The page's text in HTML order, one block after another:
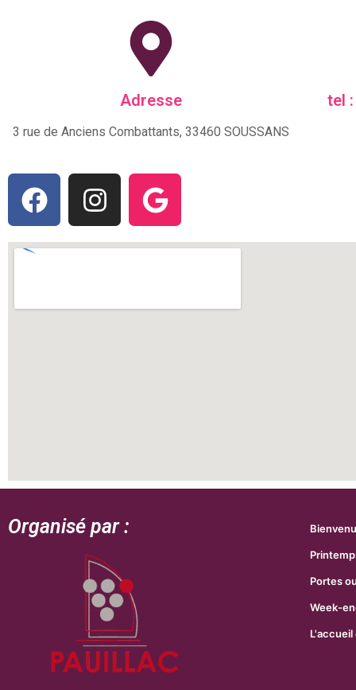
Adresse
3 rue de Anciens Combattants, 33460 SOUSSANS
tel
Organisé par :
Portes
Week-
L'accueil